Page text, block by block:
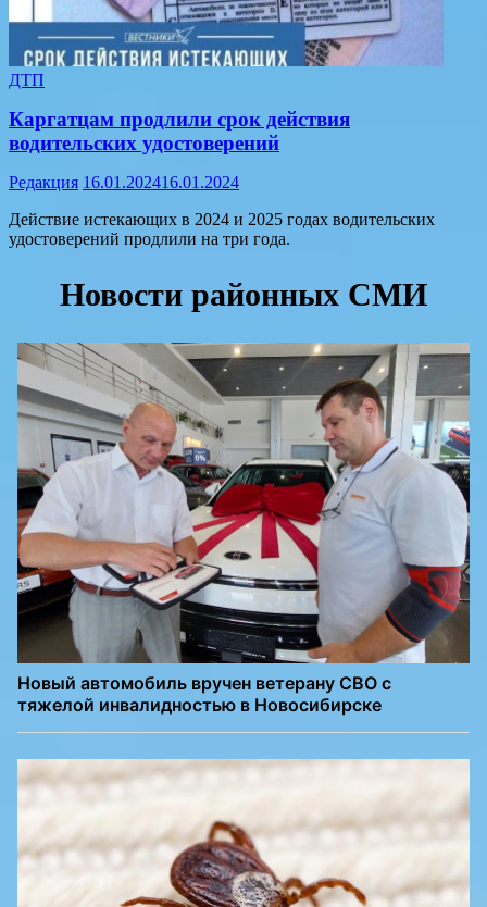
ДТП
Каргатцам продлили срок действия
водительских удостоверений
Редакция 16.01.202416.01.2024
Действие истекающих в 2024 и 2025 годах водительских
удостоверений продлили на три года.